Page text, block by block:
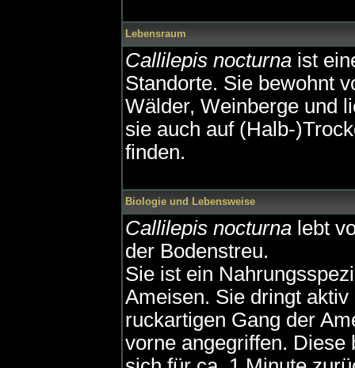
Lebensraum
Callilepis nocturna ist
Standorte. Sie bewohnt
Wälder, Weinberge und
sie auch auf (Halb-
finden.
Biologie und Lebensweise
Callilepis nocturna lebt
der Bodenstreu.
Sie ist ein
Ameisen. Sie dringt
ruckartigen Gang der
vorne angegriffen. Diese